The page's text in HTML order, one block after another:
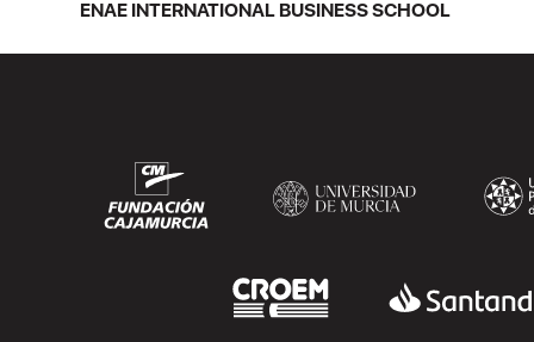
ENAE INTERNATIONAL BUSINESS SCHOOL